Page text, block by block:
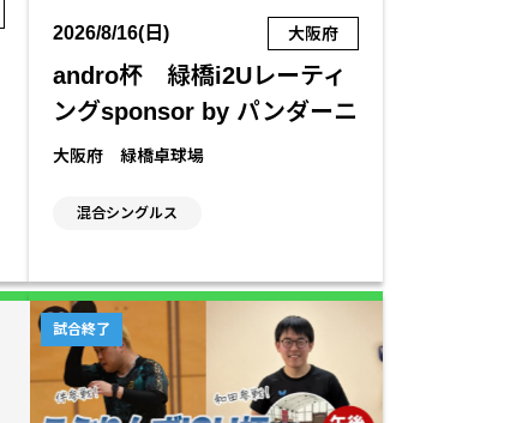
2026/8/16(日) 大阪府
andro杯 緑橋i2Uレーティ
ングsponsor by パンダーニ
大阪府 緑橋卓球場
混合シングルス
試合終了